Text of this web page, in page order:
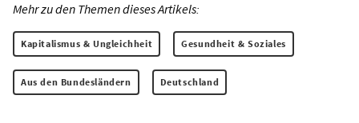
Mehr zu den Themen dieses Artikels:
Kapitalismus & Ungleichheit Gesundheit & Soziales
Aus den Bundesländern Deutschland